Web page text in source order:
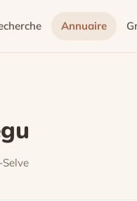
Annuaire